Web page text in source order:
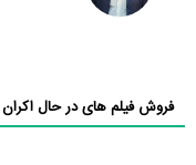
فروش فیلم های در حال اکران